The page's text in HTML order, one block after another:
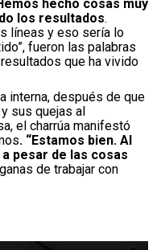
hecho cosas muy
los resultados.
líneas y eso sería lo
fueron las palabras
resultados que ha vivido
interna, después de que
sus quejas al
el charrúa manifestó
. “Estamos bien. Al
pesar de las cosas
de trabajar con